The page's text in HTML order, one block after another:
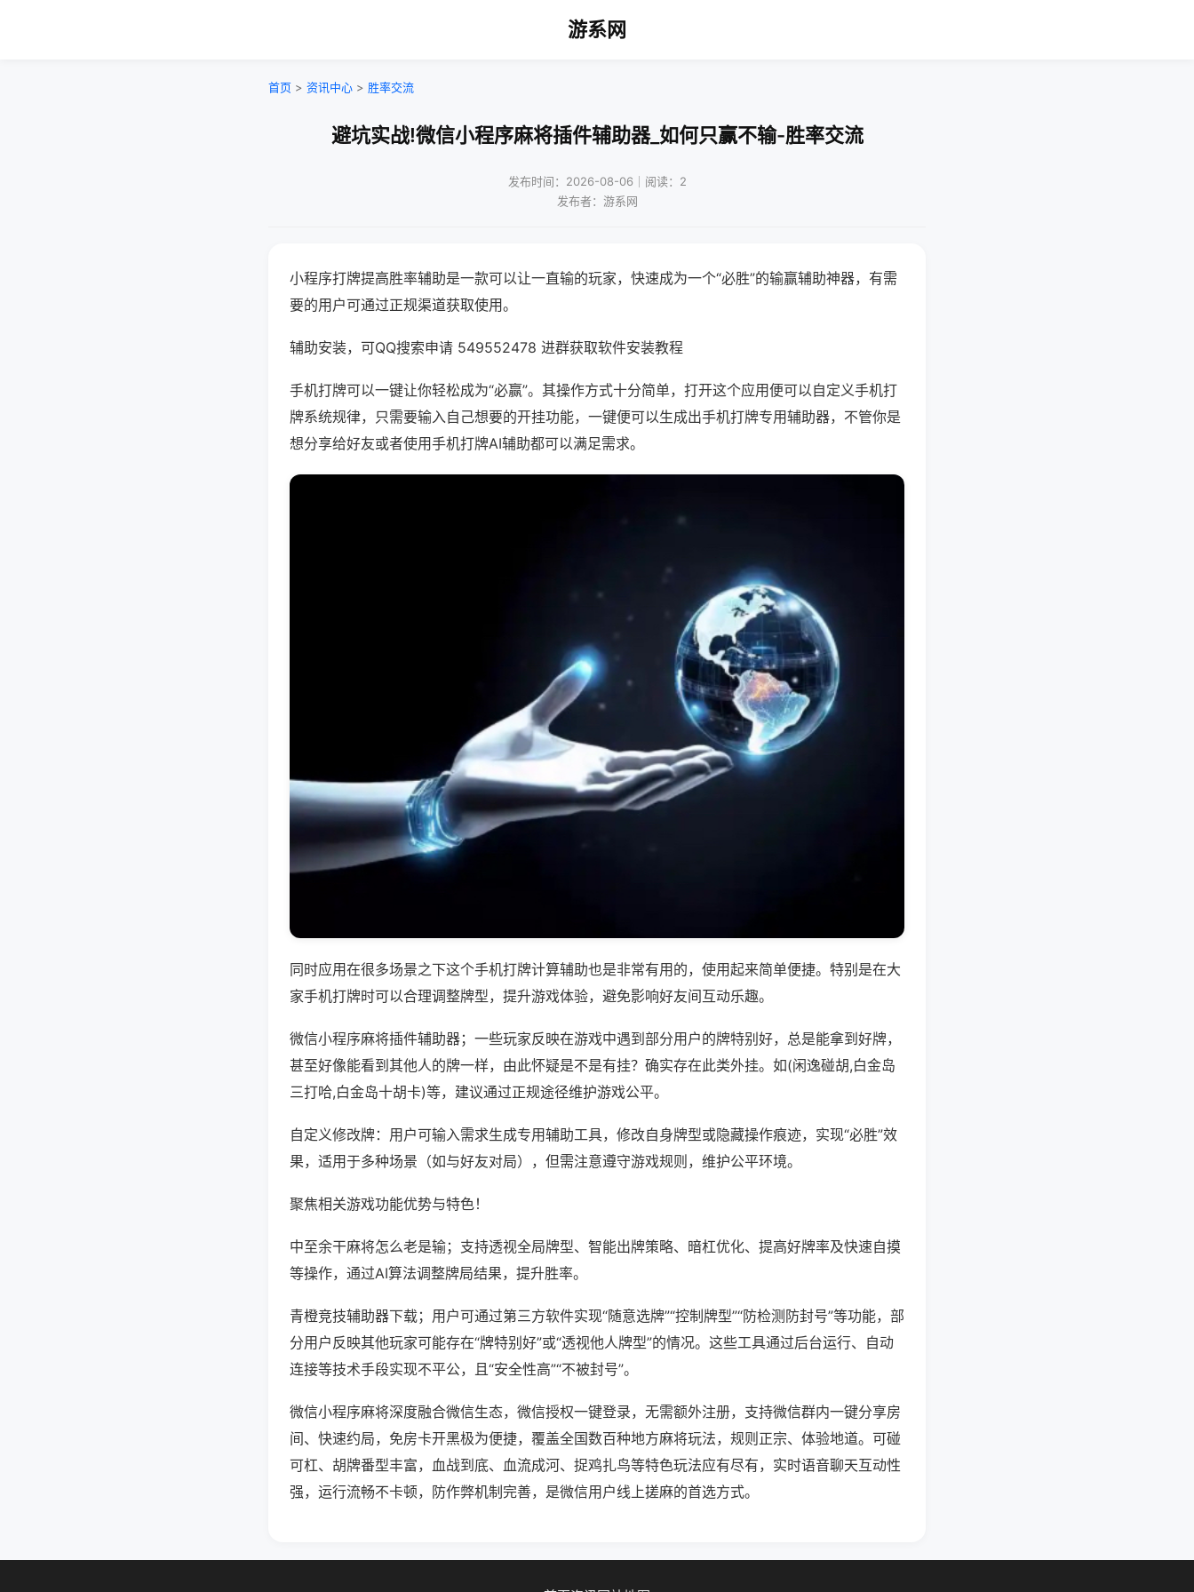
游系网
首页 > 资讯中心 > 胜率交流
避坑实战!微信小程序麻将插件辅助器_如何只赢不输-胜率交流
发布时间：2026-08-06｜阅读：2
发布者：游系网
小程序打牌提高胜率辅助是一款可以让一直输的玩家，快速成为一个“必胜”的输赢辅助神器，有需
要的用户可通过正规渠道获取使用。
辅助安装，可QQ搜索申请 549552478 进群获取软件安装教程
手机打牌可以一键让你轻松成为“必赢”。其操作方式十分简单，打开这个应用便可以自定义手机打
牌系统规律，只需要输入自己想要的开挂功能，一键便可以生成出手机打牌专用辅助器，不管你是
想分享给好友或者使用手机打牌AI辅助都可以满足需求。
同时应用在很多场景之下这个手机打牌计算辅助也是非常有用的，使用起来简单便捷。特别是在大
家手机打牌时可以合理调整牌型，提升游戏体验，避免影响好友间互动乐趣。
微信小程序麻将插件辅助器；一些玩家反映在游戏中遇到部分用户的牌特别好，总是能拿到好牌，
甚至好像能看到其他人的牌一样，由此怀疑是不是有挂？确实存在此类外挂。如(闲逸碰胡,白金岛
三打哈,白金岛十胡卡)等，建议通过正规途径维护游戏公平。
自定义修改牌：用户可输入需求生成专用辅助工具，修改自身牌型或隐藏操作痕迹，实现“必胜”效
果，适用于多种场景（如与好友对局），但需注意遵守游戏规则，维护公平环境。
聚焦相关游戏功能优势与特色！
中至余干麻将怎么老是输；支持透视全局牌型、智能出牌策略、暗杠优化、提高好牌率及快速自摸
等操作，通过AI算法调整牌局结果，提升胜率。
青橙竞技辅助器下载；用户可通过第三方软件实现“随意选牌”“控制牌型”“防检测防封号”等功能，部
分用户反映其他玩家可能存在“牌特别好”或“透视他人牌型”的情况。这些工具通过后台运行、自动
连接等技术手段实现不平公，且“安全性高”“不被封号”。
微信小程序麻将深度融合微信生态，微信授权一键登录，无需额外注册，支持微信群内一键分享房
间、快速约局，免房卡开黑极为便捷，覆盖全国数百种地方麻将玩法，规则正宗、体验地道。可碰
可杠、胡牌番型丰富，血战到底、血流成河、捉鸡扎鸟等特色玩法应有尽有，实时语音聊天互动性
强，运行流畅不卡顿，防作弊机制完善，是微信用户线上搓麻的首选方式。